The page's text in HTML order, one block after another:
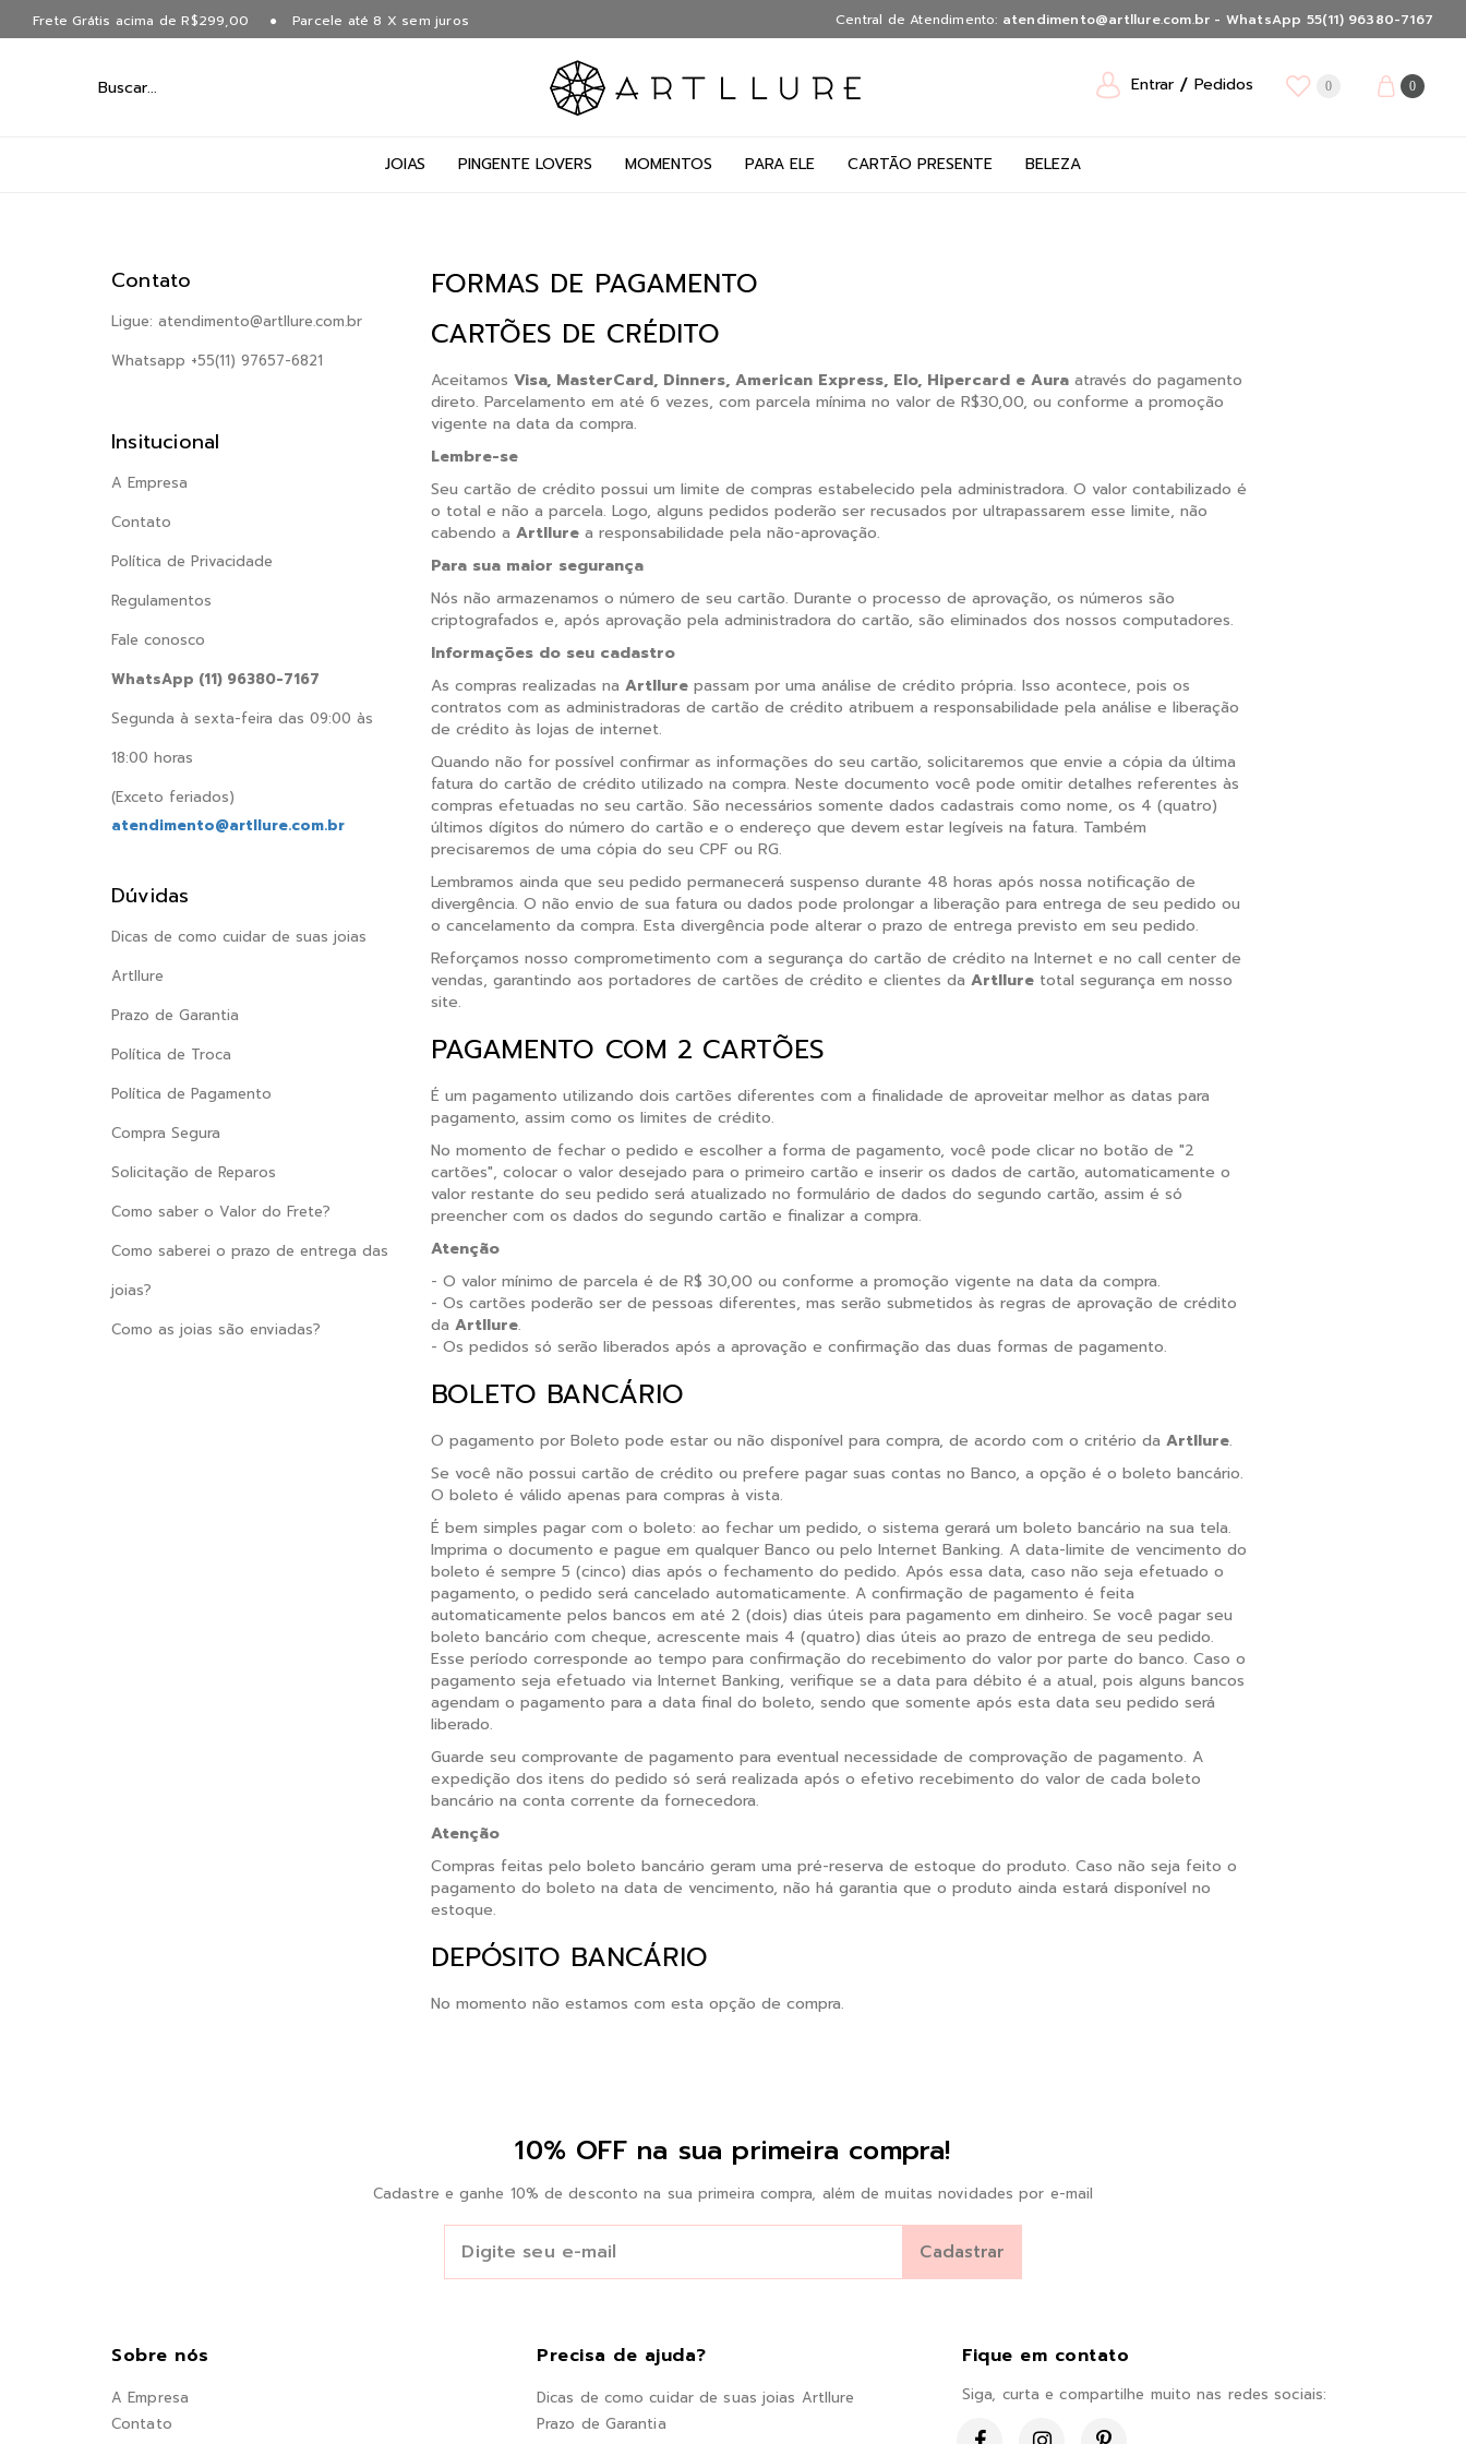
Frete Grátis acima de R$299,00 Parcele até 8 X sem juros Central de Atendimento: atendimento@artllure.com.br - WhatsApp 55(11) 96380-7167
Entrar Pedidos 0 0
JOIAS PINGENTE LOVERS MOMENTOS PARA ELE CARTÃO PRESENTE BELEZA
Contato
Ligue: atendimento@artllure.com.br
Whatsapp +55(11) 97657-6821
Insitucional
A Empresa
Contato
Política de Privacidade
Regulamentos
Fale conosco
WhatsApp (11) 96380-7167
Segunda à sexta-feira das 09:00 às
18:00 horas
(Exceto feriados)
atendimento@artllure.com.br
Dúvidas
Dicas de como cuidar de suas joias
Artllure
Prazo de Garantia
Política de Troca
Política de Pagamento
Compra Segura
Solicitação de Reparos
Como saber o Valor do Frete?
Como saberei o prazo de entrega das
joias?
Como as joias são enviadas?
FORMAS DE PAGAMENTO
CARTÕES DE CRÉDITO
Aceitamos Visa, MasterCard, Dinners, American Express, Elo, Hipercard e Auraatravés do pagamento
direto. Parcelamento em até 6 vezes, com parcela mínima no valor de R$30,00, ou conforme a promoção
vigente na data da compra.
Lembre-se
Seu cartão de crédito possui um limite de compras estabelecido pela administradora. O valor contabilizado é
o total e não a parcela. Logo, alguns pedidos poderão ser recusados por ultrapassarem esse limite, não
cabendo a Artllurea responsabilidade pela não-aprovação.
Para sua maior segurança
Nós não armazenamos o número de seu cartão. Durante o processo de aprovação, os números são
criptografados e, após aprovação pela administradora do cartão, são eliminados dos nossos computadores.
Informações do seu cadastro
As compras realizadas na Artllurepassam por uma análise de crédito própria. Isso acontece, pois os
contratos com as administradoras de cartão de crédito atribuem a responsabilidade pela análise e liberação
de crédito às lojas de internet.
Quando não for possível confirmar as informações do seu cartão, solicitaremos que envie a cópia da última
fatura do cartão de crédito utilizado na compra. Neste documento você pode omitir detalhes referentes às
compras efetuadas no seu cartão. São necessários somente dados cadastrais como nome, os 4 (quatro)
últimos dígitos do número do cartão e o endereço que devem estar legíveis na fatura. Também
precisaremos de uma cópia do seu CPF ou RG.
Lembramos ainda que seu pedido permanecerá suspenso durante 48 horas após nossa notificação de
divergência. O não envio de sua fatura ou dados pode prolongar a liberação para entrega de seu pedido ou
o cancelamento da compra. Esta divergência pode alterar o prazo de entrega previsto em seu pedido.
Reforçamos nosso comprometimento com a segurança do cartão de crédito na Internet e no call center de
vendas, garantindo aos portadores de cartões de crédito e clientes da Artlluretotal segurança em nosso
site.
PAGAMENTO COM 2 CARTÕES
É um pagamento utilizando dois cartões diferentes com a finalidade de aproveitar melhor as datas para
pagamento, assim como os limites de crédito.
No momento de fechar o pedido e escolher a forma de pagamento, você pode clicar no botão de "2
cartões", colocar o valor desejado para o primeiro cartão e inserir os dados de cartão, automaticamente o
valor restante do seu pedido será atualizado no formulário de dados do segundo cartão, assim é só
preencher com os dados do segundo cartão e finalizar a compra.
Atenção
- O valor mínimo de parcela é de R$ 30,00 ou conforme a promoção vigente na data da compra.
- Os cartões poderão ser de pessoas diferentes, mas serão submetidos às regras de aprovação de crédito
da Artllure.
- Os pedidos só serão liberados após a aprovação e confirmação das duas formas de pagamento.
BOLETO BANCÁRIO
O pagamento por Boleto pode estar ou não disponível para compra, de acordo com o critério da Artllure.
Se você não possui cartão de crédito ou prefere pagar suas contas no Banco, a opção é o boleto bancário.
O boleto é válido apenas para compras à vista.
É bem simples pagar com o boleto: ao fechar um pedido, o sistema gerará um boleto bancário na sua tela.
Imprima o documento e pague em qualquer Banco ou pelo Internet Banking. A data-limite de vencimento do
boleto é sempre 5 (cinco) dias após o fechamento do pedido. Após essa data, caso não seja efetuado o
pagamento, o pedido será cancelado automaticamente. A confirmação de pagamento é feita
automaticamente pelos bancos em até 2 (dois) dias úteis para pagamento em dinheiro. Se você pagar seu
boleto bancário com cheque, acrescente mais 4 (quatro) dias úteis ao prazo de entrega de seu pedido.
Esse período corresponde ao tempo para confirmação do recebimento do valor por parte do banco. Caso o
pagamento seja efetuado via Internet Banking, verifique se a data para débito é a atual, pois alguns bancos
agendam o pagamento para a data final do boleto, sendo que somente após esta data seu pedido será
liberado.
Guarde seu comprovante de pagamento para eventual necessidade de comprovação de pagamento. A
expedição dos itens do pedido só será realizada após o efetivo recebimento do valor de cada boleto
bancário na conta corrente da fornecedora.
Atenção
Compras feitas pelo boleto bancário geram uma pré-reserva de estoque do produto. Caso não seja feito o
pagamento do boleto na data de vencimento, não há garantia que o produto ainda estará disponível no
estoque.
DEPÓSITO BANCÁRIO
No momento não estamos com esta opção de compra.
10% OFF na sua primeira compra!
Cadastre e ganhe 10% de desconto na sua primeira compra, além de muitas novidades por e-mail
Sobre nós
A Empresa
Contato
Precisa de ajuda?
Dicas de como cuidar de suas joias Artllure
Prazo de Garantia
Fique em contato
Siga, curta e compartilhe muito nas redes sociais: